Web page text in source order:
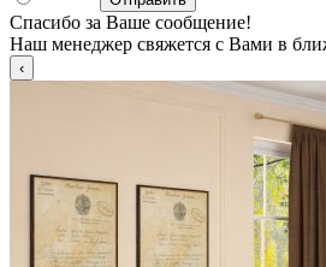
Спасибо за Ваше сообщение!
Наш менеджер свяжется с Вами в